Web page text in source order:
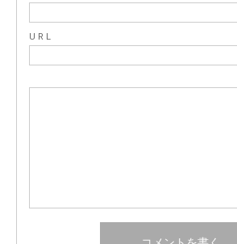
URL